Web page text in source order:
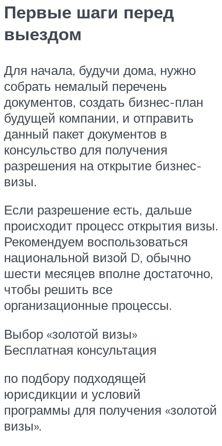
Первые шаги перед
выездом
Для начала, будучи дома, нужно
собрать немалый перечень
документов, создать бизнес-план
будущей компании, и отправить
данный пакет документов в
консульство для получения
разрешения на открытие бизнес-
визы.
Если разрешение есть, дальше
происходит процесс открытия визы.
Рекомендуем воспользоваться
национальной визой D, обычно
шести месяцев вполне достаточно,
чтобы решить все
организационные процессы.
Выбор «золотой визы»
Бесплатная консультация
по подбору подходящей
юрисдикции и условий
программы для получения «золотой
визы».